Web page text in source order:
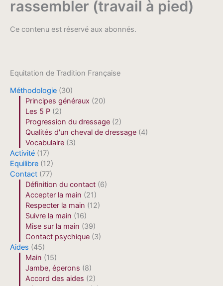
Equitation de Tradition Française
Méthodologie (30)
Principes généraux (20)
Les 5 P (2)
Progression du dressage (2)
Qualités d'un cheval de dressage (4)
Vocabulaire (3)
Activité (17)
Equilibre (12)
Contact (77)
Définition du contact (6)
Accepter la main (21)
Respecter la main (12)
Suivre la main (16)
Mise sur la main (39)
Contact psychique (3)
Aides (45)
Main (15)
Jambe, éperons (8)
Accord des aides (2)
rassembler (travail à pied)
Ce contenu est réservé aux abonnés.